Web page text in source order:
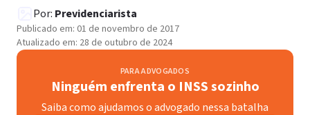
Por: Previdenciarista
Publicado em: 01 de novembro de 2017
Atualizado em: 28 de outubro de 2024
PARA ADVOGADOS
Ninguém enfrenta o INSS sozinho
Saiba como ajudamos o advogado nessa batalha